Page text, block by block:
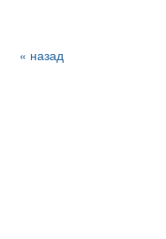
« назад